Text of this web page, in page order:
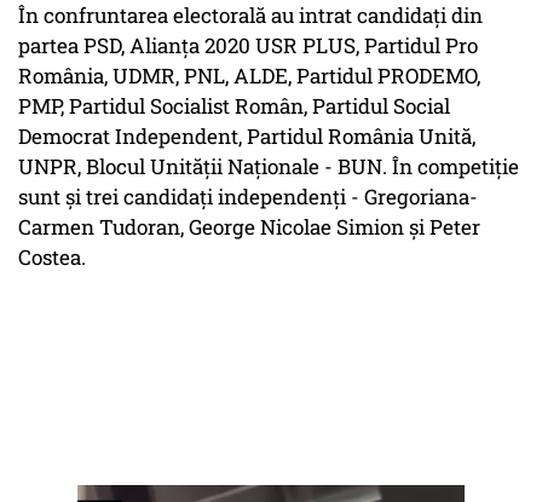
În confruntarea electorală au intrat candidaţi din
partea PSD, Alianţa 2020 USR PLUS, Partidul Pro
România, UDMR, PNL, ALDE, Partidul PRODEMO,
PMP, Partidul Socialist Român, Partidul Social
Democrat Independent, Partidul România Unită,
UNPR, Blocul Unităţii Naţionale - BUN. În competiţie
sunt şi trei candidaţi independenţi - Gregoriana-
Carmen Tudoran, George Nicolae Simion şi Peter
Costea.